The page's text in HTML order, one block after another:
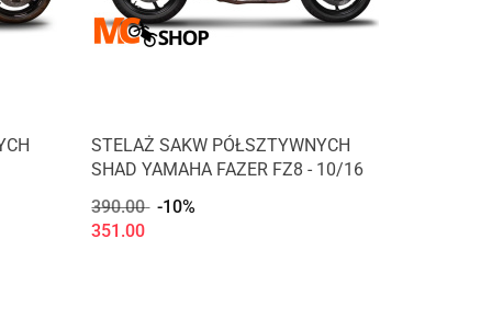
STELAŻ SAKW PÓŁSZTYWNYCH
SHAD YAMAHA FAZER FZ8 - 10/16
390.00 -10%
351.00